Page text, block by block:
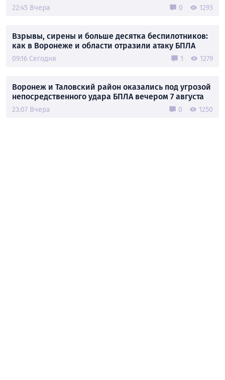
22:45 Вчера 0 1293
Взрывы, сирены и больше десятка беспилотников:
как в Воронеже и области отразили атаку БПЛА
09:16 Сегодня 1 1279
Воронеж и Таловский район оказались под угрозой
непосредственного удара БПЛА вечером 7 августа
23:07 Вчера 0 1250